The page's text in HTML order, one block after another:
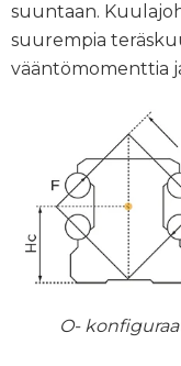
suuntaan.
suurempia
vääntömomenttia
O-